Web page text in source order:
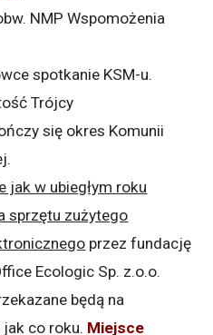
NMP Wspomożenia
spotkanie KSM-u.
Trójcy
się okres Komunii
jak w ubiegłym roku
sprzętu zużytego
przez fundację
Ecologic Sp. z.o.o.
będą na
co roku. Miejsce